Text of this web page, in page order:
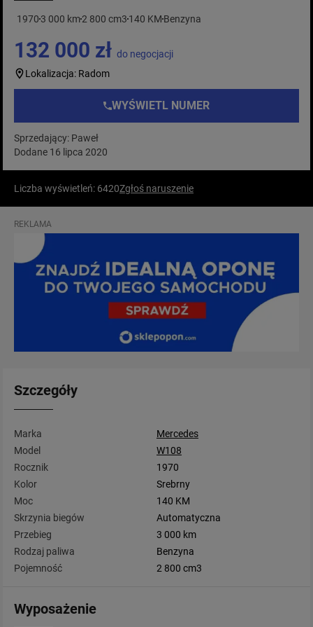
1970 3 000 km2 800 cm3 140 KM Benzyna
132 000 zł do negocjacji
Lokalizacja: Radom
WYŚWIETL NUMER
Sprzedający: Paweł
Dodane 16 lipca 2020
Liczba wyświetleń: 6420Zgłoś naruszenie
REKLAMA
Szczegóły
Marka
Mercedes
Model
W108
Rocznik
1970
Kolor
Srebrny
Moc
140 KM
Skrzynia biegów
Automatyczna
Przebieg
3 000 km
Rodzaj paliwa
Benzyna
Pojemność
2 800 cm3
Wyposażenie